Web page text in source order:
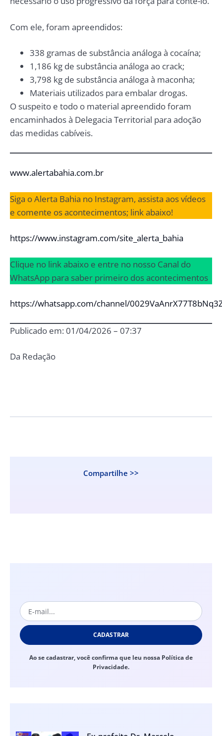
Com ele, foram apreendidos:
338 gramas de substância análoga à cocaína;
1,186 kg de substância análoga ao crack;
3,798 kg de substância análoga à maconha;
Materiais utilizados para embalar drogas.
O suspeito e todo o material apreendido foram
encaminhados à Delegacia Territorial para adoção
das medidas cabíveis.
www.alertabahia.com.br
Siga o Alerta Bahia no Instagram, assista aos vídeos
e comente os acontecimentos; link abaixo!
https://www.instagram.com/site_alerta_bahia
Clique no link abaixo e entre no nosso Canal do
WhatsApp para saber primeiro dos acontecimentos
https://whatsapp.com/channel/
Publicado em: 01/04/2026 – 07:37
Da Redação
Compartilhe >>
CADASTRAR
Ao se cadastrar, você confirma que leu nossa Política de
Privacidade.